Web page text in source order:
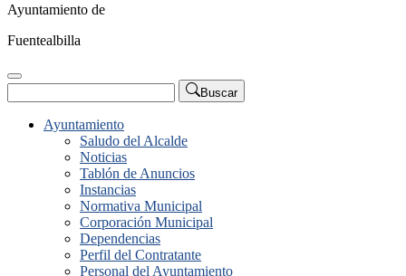
Ayuntamiento de
Fuentealbilla
Buscar
Ayuntamiento
Saludo del Alcalde
Noticias
Tablón de Anuncios
Instancias
Normativa Municipal
Corporación Municipal
Dependencias
Perfil del Contratante
Personal del Ayuntamiento